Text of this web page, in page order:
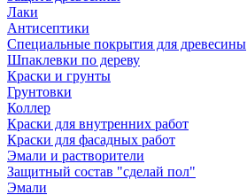
Лаки
Антисептики
Специальные покрытия для древесины
Шпаклевки по дереву
Краски и грунты
Грунтовки
Коллер
Краски для внутренних работ
Краски для фасадных работ
Эмали и растворители
Защитный состав "сделай пол"
Эмали